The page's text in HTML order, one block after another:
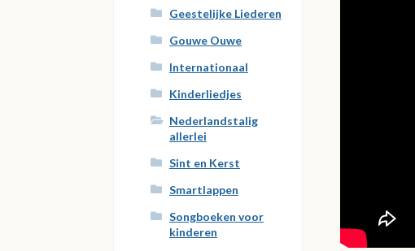
Geestelijke Liederen
Gouwe Ouwe
Internationaal
Kinderliedjes
Nederlandstalig
allerlei
Sint en Kerst
Smartlappen
Songboeken voor
kinderen